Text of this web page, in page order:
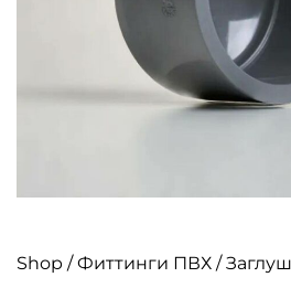
Shop /Фиттинги ПВХ /